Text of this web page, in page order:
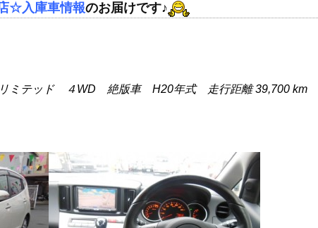
☆入庫車情報のお届けです♪
ミテッド ４WD 絶版車 H20年式 走行距離 39,700 km